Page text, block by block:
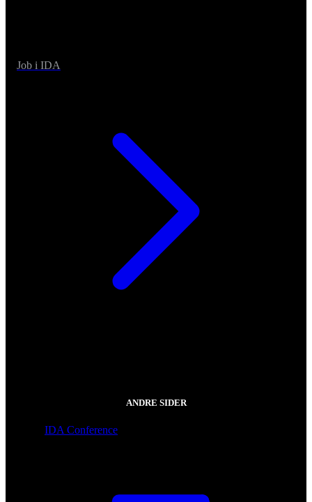
Job i IDA
ANDRE SIDER
IDA Conference